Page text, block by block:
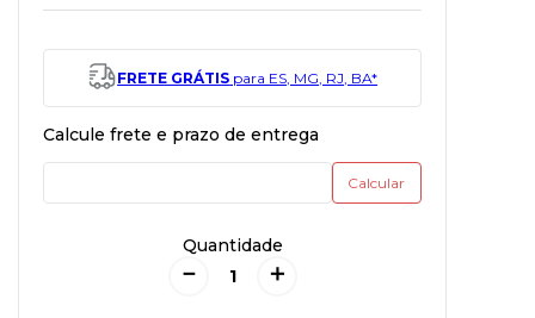
FRETE GRÁTIS para ES, MG, RJ, BA*
Quantidade
＋
－